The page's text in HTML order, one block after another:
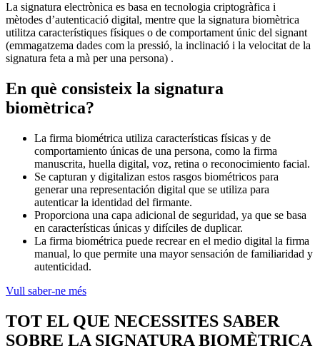
La signatura electrònica es basa en tecnologia criptogràfica i
mètodes d’autenticació digital, mentre que la signatura biomètrica
utilitza característiques físiques o de comportament únic del signant
(emmagatzema dades com la pressió, la inclinació i la velocitat de la
signatura feta a mà per una persona) .
En què consisteix la signatura
biomètrica?
La firma biométrica utiliza características físicas y de
comportamiento únicas de una persona, como la firma
manuscrita, huella digital, voz, retina o reconocimiento facial.
Se capturan y digitalizan estos rasgos biométricos para
generar una representación digital que se utiliza para
autenticar la identidad del firmante.
Proporciona una capa adicional de seguridad, ya que se basa
en características únicas y difíciles de duplicar.
La firma biométrica puede recrear en el medio digital la firma
manual, lo que permite una mayor sensación de familiaridad y
autenticidad.
Vull saber-ne més
TOT EL QUE NECESSITES SABER
SOBRE LA SIGNATURA BIOMÈTRICA